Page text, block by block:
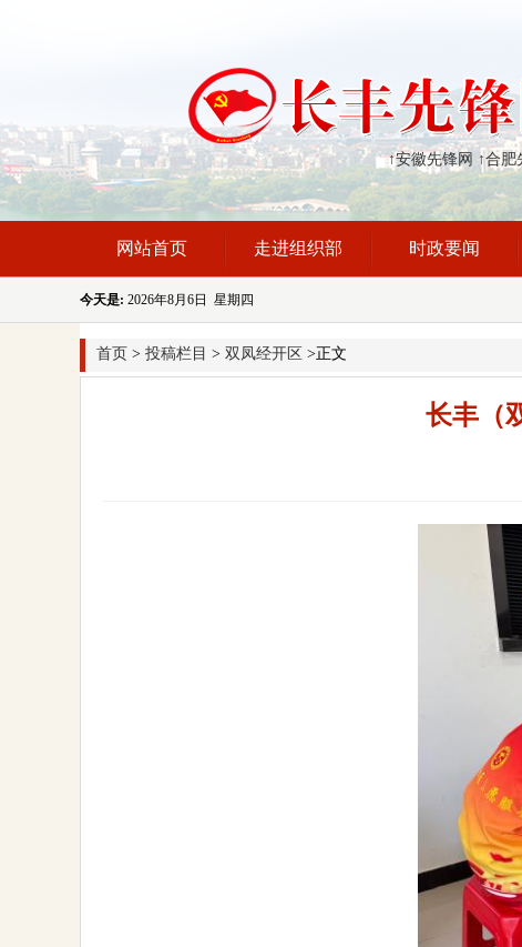
↑安徽先锋网 ↑合肥
网站首页 走进组织部 时政要闻
今天是: 2026年8月6日 星期四
首页 > 投稿栏目 > 双凤经开区 >正文
长丰（